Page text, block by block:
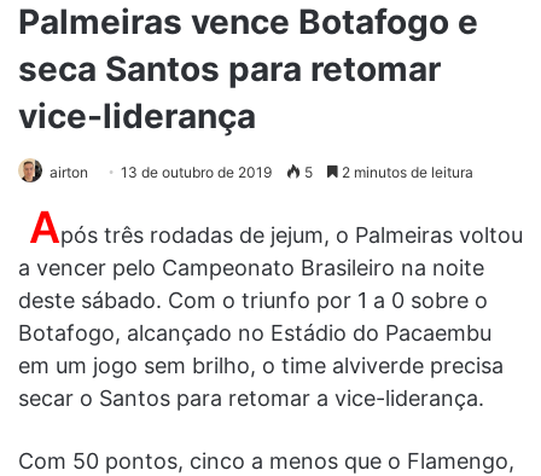
Palmeiras vence Botafogo e
seca Santos para retomar
vice-liderança
airton 13 de outubro de 2019 5 2 minutos de leitura
Após três rodadas de jejum, o Palmeiras voltou
a vencer pelo Campeonato Brasileiro na noite
deste sábado. Com o triunfo por 1 a 0 sobre o
Botafogo, alcançado no Estádio do Pacaembu
em um jogo sem brilho, o time alviverde precisa
secar o Santos para retomar a vice-liderança.
Com 50 pontos, cinco a menos que o Flamengo,